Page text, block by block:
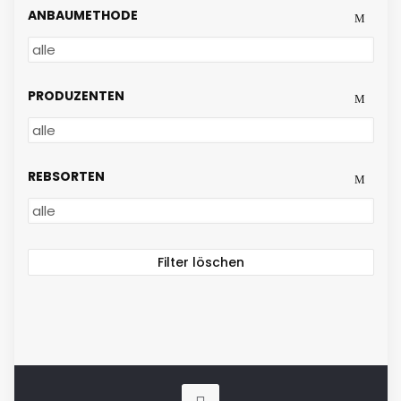
ANBAUMETHODE
PRODUZENTEN
REBSORTEN
Filter löschen